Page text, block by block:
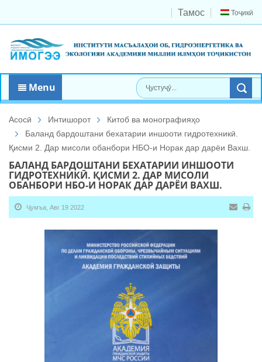
Тоҷикӣ
Тамос
Menu
Асосӣ Интишорот
Китоб ва монографияҳо
Баланд бардоштани бехатарии иншооти гидротехникӣ.
Қисми 2. Дар мисоли обанбори НБО-и Норак дар дарёи Вахш.
БАЛАНД БАРДОШТАНИ БЕХАТАРИИ ИНШООТИ
ГИДРОТЕХНИКӢ. ҚИСМИ 2. ДАР МИСОЛИ
ОБАНБОРИ НБО-И НОРАК ДАР ДАРЁИ ВАХШ.
Ҷумъа, Авг 19 2022